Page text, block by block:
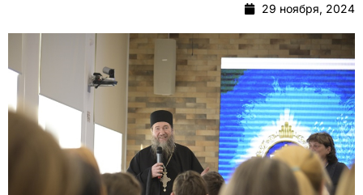
29 ноября, 2024